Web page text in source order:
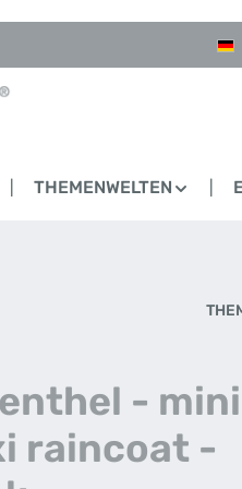
THEMENWELTEN
- mini
raincoat -